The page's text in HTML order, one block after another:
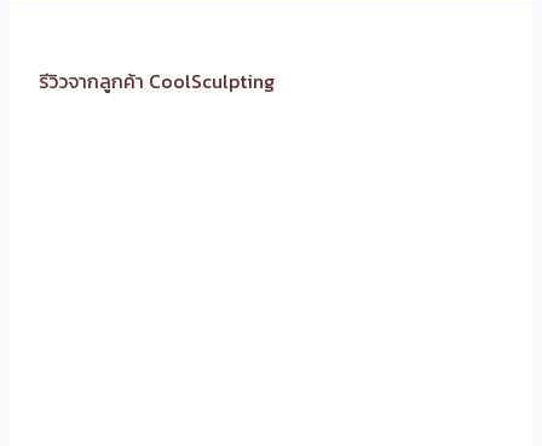
รีวิวจากลูกค้า CoolSculpting